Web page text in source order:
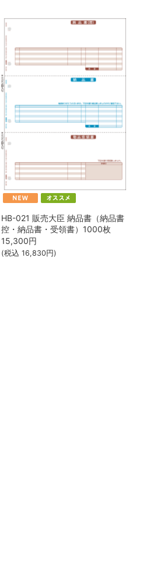
HB-021 販売大臣 納品書（納品書
控・納品書・受領書）1000枚
15,300円
(税込16,830 円)